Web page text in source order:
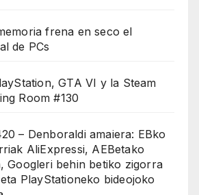
frena en seco el
de PCs
GTA VI y la Steam
Room #130
– Denboraldi amaiera: EBko
AliExpressi, AEBetako
Googleri behin betiko zigorra
PlayStationeko bideojoko